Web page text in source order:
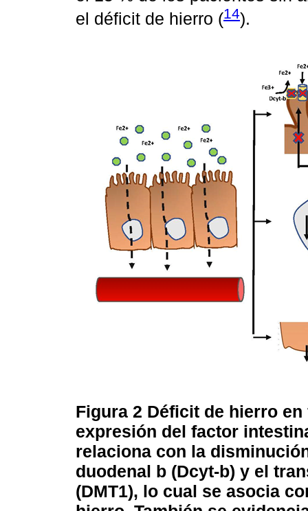
el déficit de hierro (14).
Figura 2 Déficit de hierro
expresión del factor
relaciona con la
duodenal b (Dcyt-b) y el
(DMT1), lo cual se asocia